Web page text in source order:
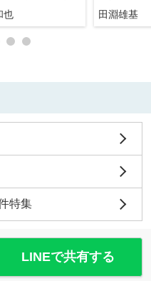
也 田淵雄基
特集
LINEで共有する